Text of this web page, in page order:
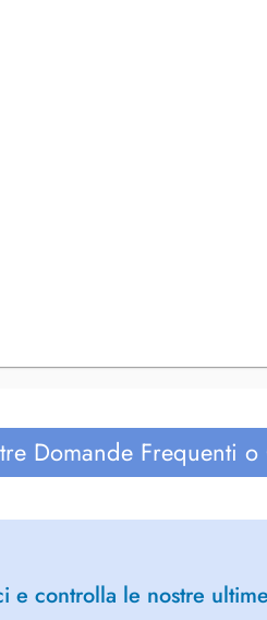
Domande Frequenti o
e controlla le nostre